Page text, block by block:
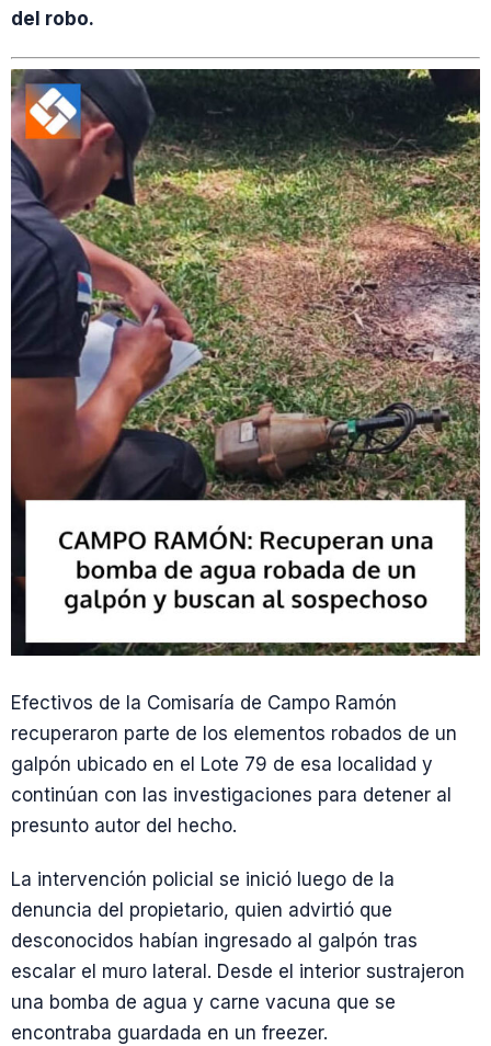
del robo.
Efectivos de la Comisaría de Campo Ramón
recuperaron parte de los elementos robados de un
galpón ubicado en el Lote 79 de esa localidad y
continúan con las investigaciones para detener al
presunto autor del hecho.
La intervención policial se inició luego de la
denuncia del propietario, quien advirtió que
desconocidos habían ingresado al galpón tras
escalar el muro lateral. Desde el interior sustrajeron
una bomba de agua y carne vacuna que se
encontraba guardada en un freezer.